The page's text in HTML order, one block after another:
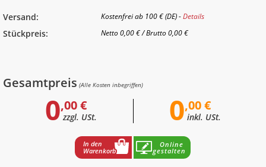
Versand: Kostenfrei ab 100 € (DE) -Details
Stückpreis: Netto 0,00 €/ Brutto 0,00 €
Gesamtpreis (Alle Kosten inbegriffen)
0,00 €
zzgl. USt. 0,00 €
inkl. USt.
In den
Warenkorb
Online
gestalten